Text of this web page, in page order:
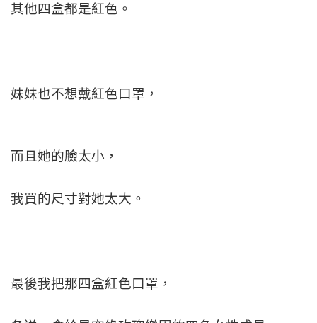
其他四盒都是紅色。
妹妹也不想戴紅色口罩，
而且她的臉太小，
我買的尺寸對她太大。
最後我把那四盒紅色口罩，